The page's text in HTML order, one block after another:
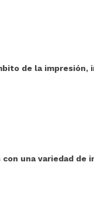
de la impresión,
una variedad de